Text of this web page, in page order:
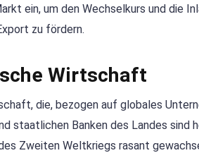
ein, um den Wechselkurs und die
zu fördern.
Wirtschaft
die, bezogen auf globales
staatlichen Banken des Landes sind
Zweiten Weltkriegs rasant